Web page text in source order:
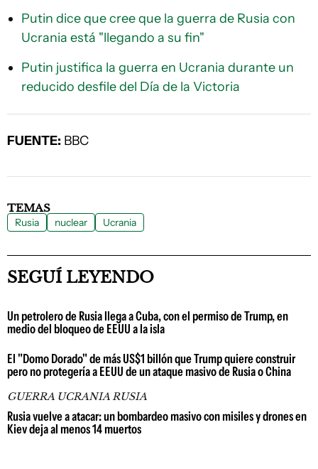
Putin dice que cree que la guerra de Rusia con
Ucrania está "llegando a su fin"
Putin justifica la guerra en Ucrania durante un
reducido desfile del Día de la Victoria
FUENTE: BBC
TEMAS
Rusia nuclear Ucrania
SEGUÍ LEYENDO
Un petrolero de Rusia llega a Cuba, con el permiso de Trump, en
medio del bloqueo de EEUU a la isla
El "Domo Dorado" de más US$1 billón que Trump quiere construir
pero no protegería a EEUU de un ataque masivo de Rusia o China
GUERRA UCRANIA RUSIA
Rusia vuelve a atacar: un bombardeo masivo con misiles y drones en
Kiev deja al menos 14 muertos